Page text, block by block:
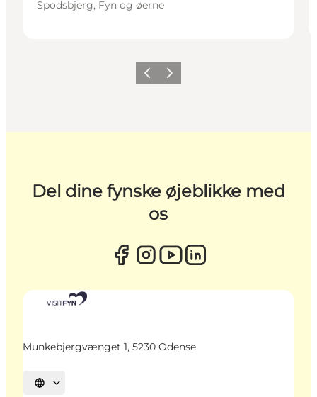
Spodsbjerg, Fyn og øerne
ForrigeNæste
Del dine fynske øjeblikke med
os
Munkebjergvænget 1, 5230 Odense
Vælg sprog